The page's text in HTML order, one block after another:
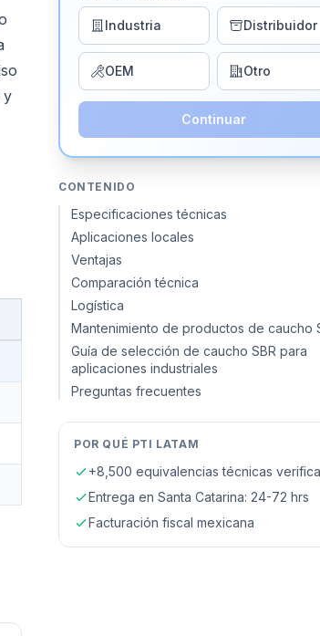
y
Industria Distribuidor
OEM Otro
Continuar
CONTENIDO
Especificaciones técnicas
Aplicaciones locales
Ventajas
Comparación técnica
Logística
Mantenimiento de productos de caucho
Guía de selección de caucho SBR para
aplicaciones industriales
Preguntas frecuentes
POR QUÉ PTI LATAM
+8,500 equivalencias técnicas
Entrega en Santa Catarina: 24-72 hrs
Facturación fiscal mexicana